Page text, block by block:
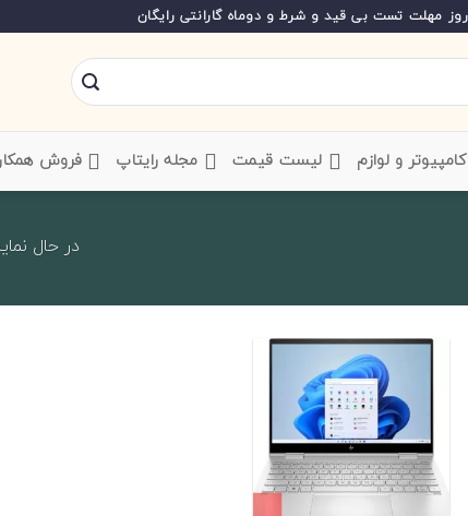
‌ کامپیوتر و لوازم ‌ لیست قیمت ‌ مجله رایتاپ فروش همکار
در حال نمایش 2